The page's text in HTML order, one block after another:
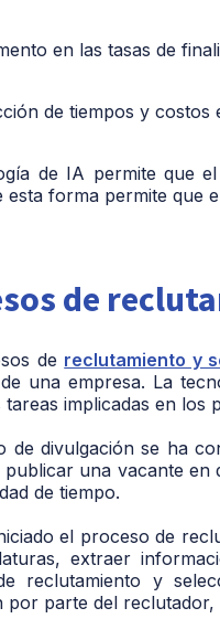
en las tasas de
de tiempos y
de IA permite que
esta forma permite que
de
de reclutamiento y
una empresa. La
tareas implicadas en los
de divulgación se ha
publicar una vacante en
de tiempo.
el proceso de
extraer
reclutamiento y
por parte del reclutador,